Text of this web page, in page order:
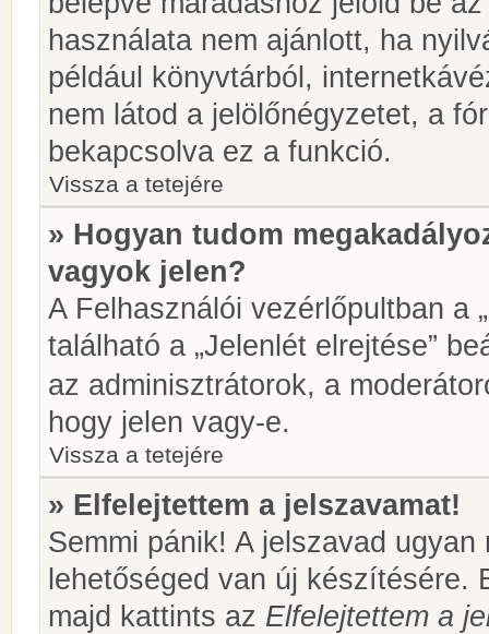
használata nem ajánlott, ha
például könyvtárból,
nem látod a jelölőnégyzetet, a
bekapcsolva ez a funkció.
Vissza a tetejére
» Hogyan tudom
vagyok jelen?
A Felhasználói vezérlőpultban a
található a „Jelenlét elrejtése”
az adminisztrátorok, a
hogy jelen vagy-e.
Vissza a tetejére
» Elfelejtettem a jelszavamat!
Semmi pánik! A jelszavad
lehetőséged van új készítésére.
majd kattints az Elfelejtettem a